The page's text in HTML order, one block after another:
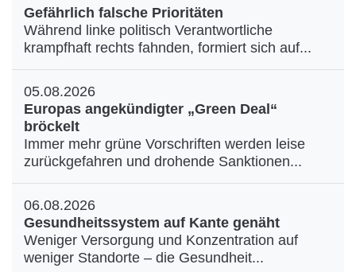
Gefährlich falsche Prioritäten
Während linke politisch Verantwortliche
krampfhaft rechts fahnden, formiert sich auf...
05.08.2026
Europas angekündigter „Green Deal“
bröckelt
Immer mehr grüne Vorschriften werden leise
zurückgefahren und drohende Sanktionen...
06.08.2026
Gesundheitssystem auf Kante genäht
Weniger Versorgung und Konzentration auf
weniger Standorte – die Gesundheit...